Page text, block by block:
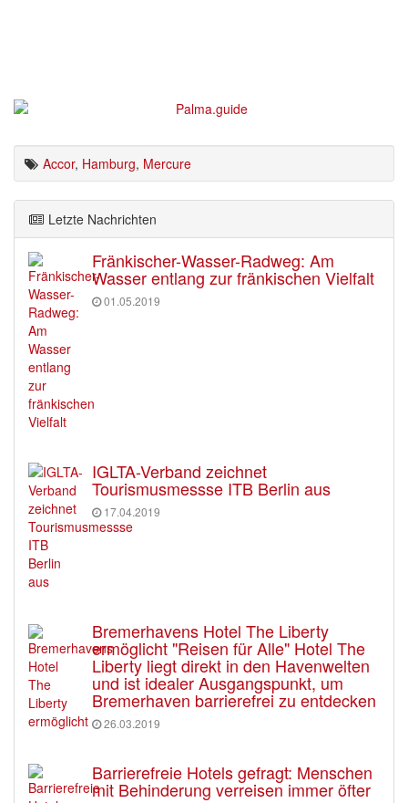
Accor, Hamburg, Mercure
Letzte Nachrichten
Fränkischer-Wasser-Radweg: Am
Wasser entlang zur fränkischen Vielfalt
01.05.2019
IGLTA-Verband zeichnet
Tourismusmessse ITB Berlin aus
17.04.2019
Bremerhavens Hotel The Liberty
ermöglicht "Reisen für Alle" Hotel The
Liberty liegt direkt in den Havenwelten
und ist idealer Ausgangspunkt, um
Bremerhaven barrierefrei zu entdecken
26.03.2019
Barrierefreie Hotels gefragt: Menschen
mit Behinderung verreisen immer öfter